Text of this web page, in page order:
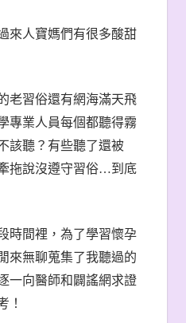
來人寶媽們有很多酸甜
老習俗還有網海滿天飛
專業人員每個都聽得霧
該聽？有些聽了還被
拖說沒遵守習俗…到底
時間裡，為了學習懷孕
來無聊蒐集了我聽過的
一向醫師和闢謠網求證
！